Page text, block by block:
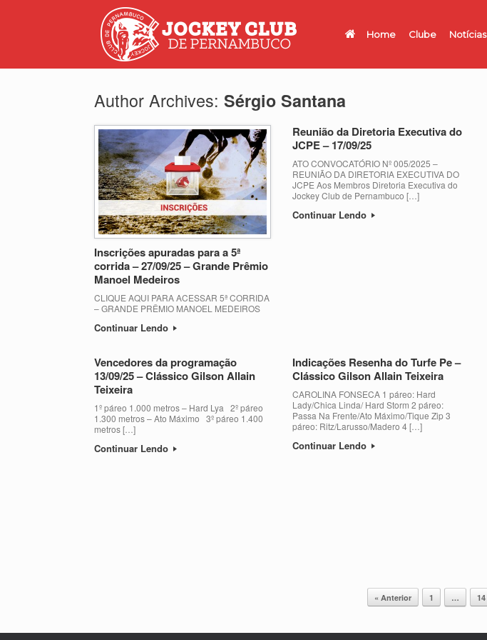
Home Clube Notícias
Author Archives: Sérgio Santana
Inscrições apuradas para a 5ª
corrida – 27/09/25 – Grande Prêmio
Manoel Medeiros
CLIQUE AQUI PARA ACESSAR 5ª CORRIDA
– GRANDE PRÊMIO MANOEL MEDEIROS
Continuar Lendo
Reunião da Diretoria Executiva do
JCPE – 17/09/25
ATO CONVOCATÓRIO Nº 005/2025 –
REUNIÃO DA DIRETORIA EXECUTIVA DO
JCPE Aos Membros Diretoria Executiva do
Jockey Club de Pernambuco […]
Continuar Lendo
Vencedores da programação
13/09/25 – Clássico Gilson Allain
Teixeira
1º páreo 1.000 metros – Hard Lya 2º páreo
1.300 metros – Ato Máximo 3º páreo 1.400
metros […]
Continuar Lendo
Indicações Resenha do Turfe Pe –
Clássico Gilson Allain Teixeira
CAROLINA FONSECA 1 páreo: Hard
Lady/Chica Linda/ Hard Storm 2 páreo:
Passa Na Frente/Ato Máximo/Tique Zip 3
páreo: Ritz/Larusso/Madero 4 […]
Continuar Lendo
« Anterior 1 … 14